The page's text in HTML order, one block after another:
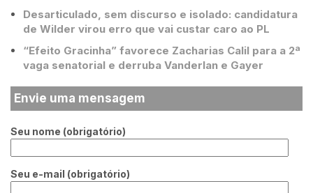
Desarticulado, sem discurso e isolado: candidatura
de Wilder virou erro que vai custar caro ao PL
“Efeito Gracinha” favorece Zacharias Calil para a 2ª
vaga senatorial e derruba Vanderlan e Gayer
Envie uma mensagem
Seu nome (obrigatório)
Seu e-mail (obrigatório)